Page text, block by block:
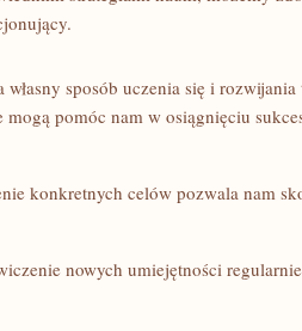
własny sposób uczenia się i
pomóc nam w osiągnięciu
konkretnych celów pozwala nam
‌nowych umiejętności